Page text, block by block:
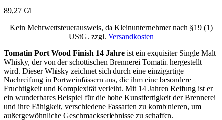
89,27 €/l
Kein Mehrwertsteuerausweis, da Kleinunternehmer nach §19 (1)
UStG. zzgl. Versandkosten
Tomatin Port Wood Finish 14 Jahre ist ein exquisiter Single Malt
Whisky, der von der schottischen Brennerei Tomatin hergestellt
wird. Dieser Whisky zeichnet sich durch eine einzigartige
Nachreifung in Portweinfässern aus, die ihm eine besondere
Fruchtigkeit und Komplexität verleiht. Mit 14 Jahren Reifung ist er
ein wunderbares Beispiel für die hohe Kunstfertigkeit der Brennerei
und ihre Fähigkeit, verschiedene Fassarten zu kombinieren, um
außergewöhnliche Geschmackserlebnisse zu schaffen.